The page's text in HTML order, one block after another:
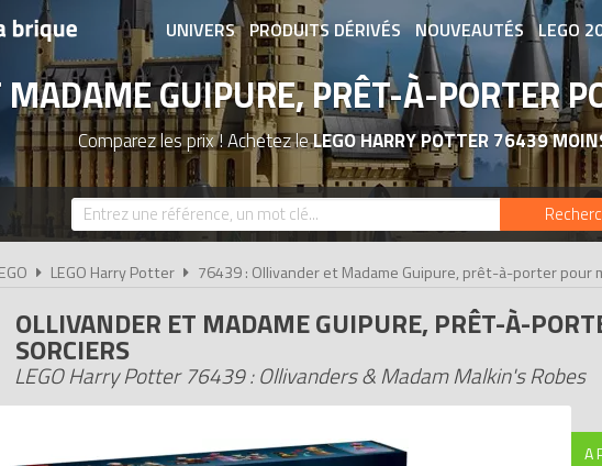
UNIVERS PRODUITS DÉRIVÉS NOUVEAUTÉS LEGO
ASSOCIATIONS DE FANS
GUIPURE, PRÊT-À-PORTER
Comparez les prix ! Achetez leLEGO HARRY POTTER 76439
LEGO Harry Potter 76439 : Ollivander et Madame Guipure, prêt-à-porter pour
OLLIVANDER ET MADAME GUIPURE, PRÊT-À-
SORCIERS
LEGO Harry Potter 76439 : Ollivanders & Madam Malkin's Robes
A